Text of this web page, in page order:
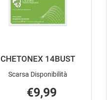
CHETONEX 14BUST
Scarsa Disponibilità
€9,99